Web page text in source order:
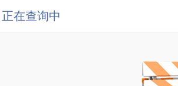
正在查询中